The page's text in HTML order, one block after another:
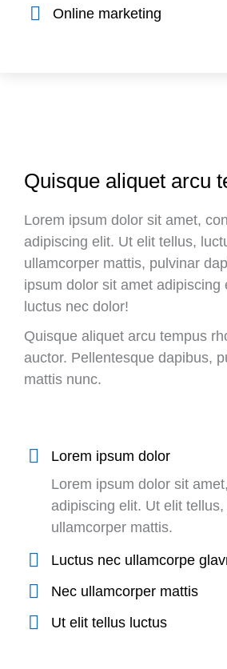
Online marketing
Quisque aliquet arcu
Lorem ipsum dolor sit amet,
adipiscing elit. Ut elit tellus,
ullamcorper mattis, pulvinar
ipsum dolor sit amet adipiscing
luctus nec dolor!
Quisque aliquet arcu tempus
auctor. Pellentesque dapibus,
mattis nunc.
Lorem ipsum dolor
Lorem ipsum dolor sit
adipiscing elit. Ut elit
ullamcorper mattis.
Luctus nec ullamcorpe
Nec ullamcorper mattis
Ut elit tellus luctus